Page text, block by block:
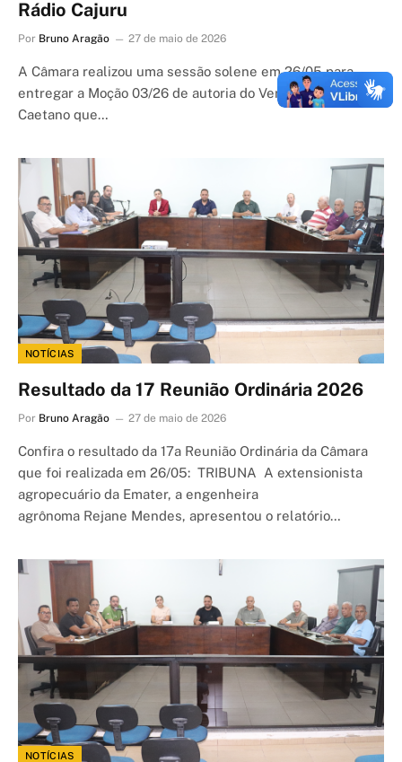
Rádio Cajuru
Por Bruno Aragão 27 de maio de 2026
A Câmara realizou uma sessão solene em 26/05 para
entregar a Moção 03/26 de autoria do Vereador Marcelo
Caetano que…
NOTÍCIAS
Resultado da 17 Reunião Ordinária 2026
Por Bruno Aragão 27 de maio de 2026
Confira o resultado da 17a Reunião Ordinária da Câmara
que foi realizada em 26/05: TRIBUNA A extensionista
agropecuário da Emater, a engenheira
agrônoma Rejane Mendes, apresentou o relatório…
NOTÍCIAS